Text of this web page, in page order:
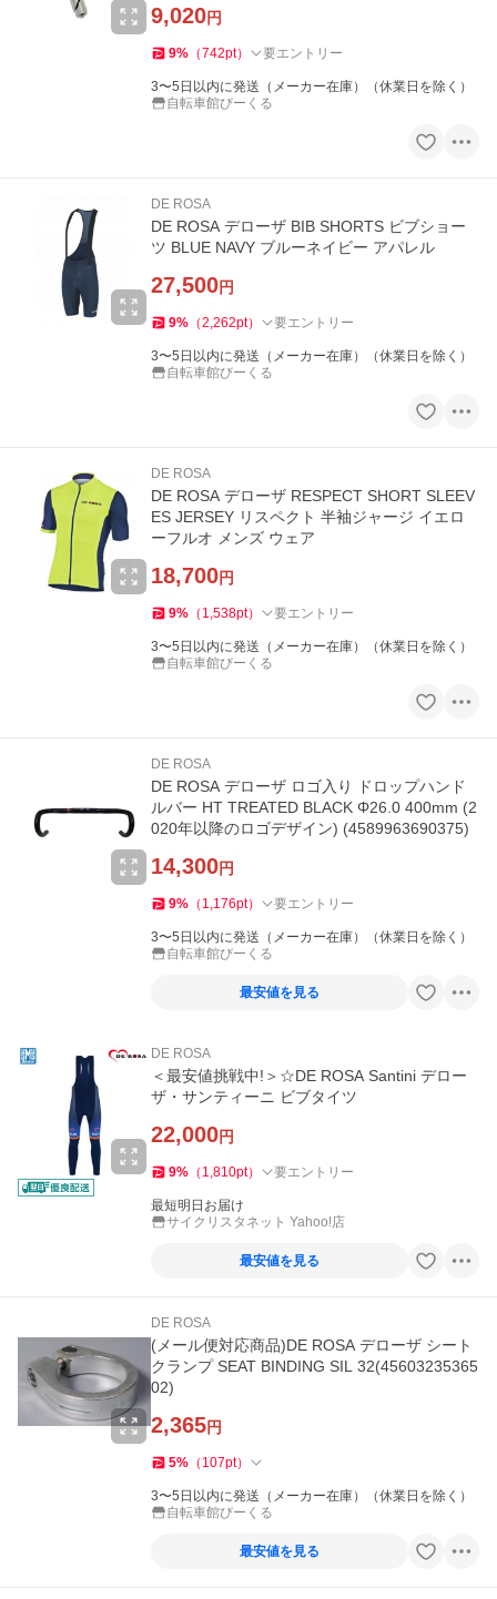
9,020円
9% （742pt） 要エントリー
3〜5日以内に発送（メーカー在庫）（休業日を除く）
自転車館びーくる
DE ROSA
DE ROSA デローザ BIB SHORTS ビブショー
ツ BLUE NAVY ブルーネイビー アパレル
27,500円
9% （2,262pt） 要エントリー
3〜5日以内に発送（メーカー在庫）（休業日を除く）
自転車館びーくる
DE ROSA
DE ROSA デローザ RESPECT SHORT SLEEV
ES JERSEY リスペクト 半袖ジャージ イエロ
ーフルオ メンズ ウェア
18,700円
9% （ 1,538pt） 要エントリー
3〜5日以内に発送（メーカー在庫）（休業日を除く）
自転車館びーくる
DE ROSA
DE ROSA デローザ ロゴ入り ドロップハンド
ルバー HT TREATED BLACK Φ26.0 400mm (2
020年以降のロゴデザイン) (4589963690375)
14,300円
9% （ 1,176pt） 要エントリー
3〜5日以内に発送（メーカー在庫）（休業日を除く）
自転車館びーくる
最安値を見る
DE ROSA
＜最安値挑戦中!＞☆DE ROSA Santini デロー
ザ・サンティーニ ビブタイツ
22,000円
9% （ 1,810pt） 要エントリー
最短明日お届け
サイクリスタネット Yahoo!店
最安値を見る
DE ROSA
(メール便対応商品)DE ROSA デローザ シート
クランプ SEAT BINDING SIL 32(45603235365
02)
2,365円
5% （ 107pt）
3〜5日以内に発送（メーカー在庫）（休業日を除く）
自転車館びーくる
最安値を見る